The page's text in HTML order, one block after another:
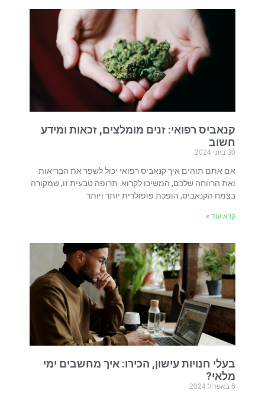
קנאביס רפואי: זנים מומלצים, זכאות ומידע
חשוב
30 ביוני 2024
אם אתם תוהים איך קנאביס רפואי יכול לשפר את הבריאות
ואת הרווחה שלכם, המשיכו לקרוא. תרופה טבעית זו, שמקורה
בצמח הקנאביס, הופכת פופולרית יותר ויותר
קרא עוד »
בעלי חנויות עישון, הכירו: איך מחשבים ימי
מלאי?
6 באפריל 2024